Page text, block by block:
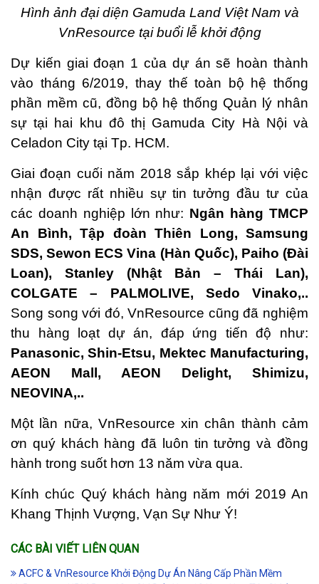
Hình ảnh đại diện Gamuda Land Việt Nam và
VnResource tại buổi lễ khởi động
Dự kiến giai đoạn 1 của dự án sẽ hoàn thành
vào tháng 6/2019, thay thế toàn bộ hệ thống
phần mềm cũ, đồng bộ hệ thống Quản lý nhân
sự tại hai khu đô thị Gamuda City Hà Nội và
Celadon City tại Tp. HCM.
Giai đoạn cuối năm 2018 sắp khép lại với việc
nhận được rất nhiều sự tin tưởng đầu tư của
các doanh nghiệp lớn như: Ngân hàng TMCP
An Bình, Tập đoàn Thiên Long, Samsung
SDS, Sewon ECS Vina (Hàn Quốc), Paiho (Đài
Loan), Stanley (Nhật Bản – Thái Lan),
COLGATE – PALMOLIVE, Sedo Vinako,..
Song song với đó, VnResource cũng đã nghiệm
thu hàng loạt dự án, đáp ứng tiến độ như:
Panasonic, Shin-Etsu, Mektec Manufacturing,
AEON Mall, AEON Delight, Shimizu,
NEOVINA,..
Một lần nữa, VnResource xin chân thành cảm
ơn quý khách hàng đã luôn tin tưởng và đồng
hành trong suốt hơn 13 năm vừa qua.
Kính chúc Quý khách hàng năm mới 2019 An
Khang Thịnh Vượng, Vạn Sự Như Ý!
CÁC BÀI VIẾT LIÊN QUAN
ACFC & VnResource Khởi Động Dự Án Nâng Cấp Phần Mềm